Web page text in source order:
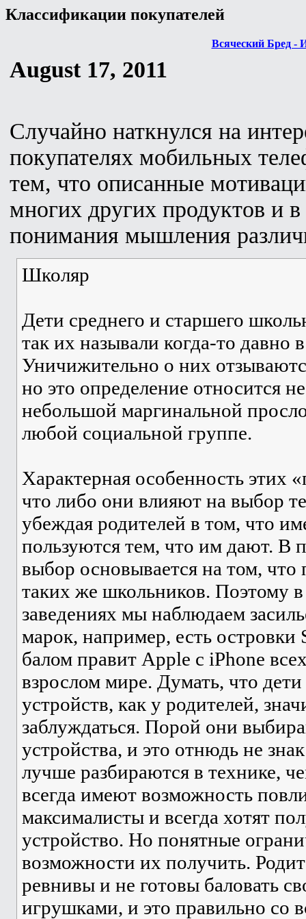
Классификации покупателей
Всяческий Бред -
August 17, 2011
Случайно наткнулся на
покупателях мобильных
тем, что описанные
многих других продуктов и
понимания мышления
Школяр
Дети среднего и старшего
так их называли когда-то давно
Уничижительно о них
но это определение относится
небольшой маргинальной
любой социальной группе.
Характерная особенность этих
что либо они влияют на выбор
убеждая родителей в том, что
пользуются тем, что им дают. В
выбор основывается на том, что
таких же школьников. Поэтому
заведениях мы наблюдаем
марок, например, есть островки
балом правит Apple с iPhone
взрослом мире. Думать, что
устройств, как у родителей,
заблуждаться. Порой они
устройства, и это отнюдь не
лучше разбираются в технике,
всегда имеют возможность
максималисты и всегда хотят
устройство. Но понятные
возможности их получить.
ревнивы и не готовы баловать
игрушками, и это правильно со